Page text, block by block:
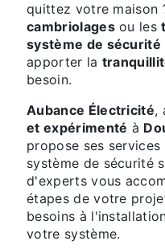
quittez votre maison
cambriolagesou les
système de sécurité
apporter la
besoin.
Aubance Électricité,
et expérimenté à
propose ses
système de sécurité
d'experts vous
étapes de votre
besoins à
votre système.